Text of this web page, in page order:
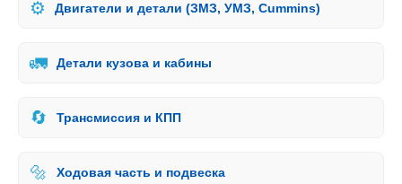
⚙️ Двигатели и детали (ЗМЗ, УМЗ, Cummins)
🚛 Детали кузова и кабины
🔄 Трансмиссия и КПП
🔩 Ходовая часть и подвеска